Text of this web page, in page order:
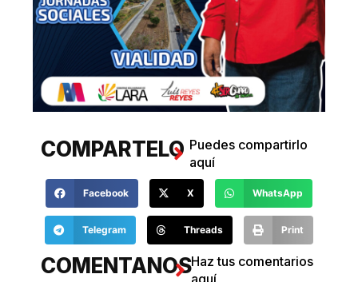
COMPARTELO Puedes compartirlo
aquí
Facebook X WhatsApp
Telegram Threads Print
COMENTANOSHaz tus comentarios